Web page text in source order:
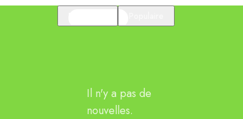
Il n'y a pas de
nouvelles.